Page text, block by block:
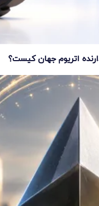
اتریوم جهان کیست؟